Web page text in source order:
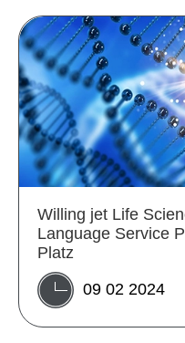
Willing jet Life
Language Service
Platz
09 02 2024